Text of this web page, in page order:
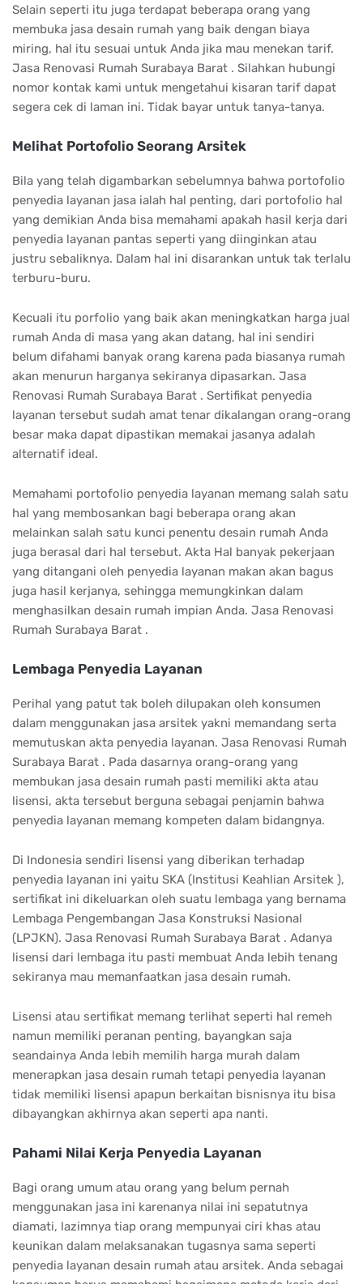
Selain seperti itu juga terdapat beberapa orang yang
membuka jasa desain rumah yang baik dengan biaya
miring, hal itu sesuai untuk Anda jika mau menekan tarif.
Jasa Renovasi Rumah Surabaya Barat . Silahkan hubungi
nomor kontak kami untuk mengetahui kisaran tarif dapat
segera cek di laman ini. Tidak bayar untuk tanya-tanya.
Melihat Portofolio Seorang Arsitek
Bila yang telah digambarkan sebelumnya bahwa portofolio
penyedia layanan jasa ialah hal penting, dari portofolio hal
yang demikian Anda bisa memahami apakah hasil kerja dari
penyedia layanan pantas seperti yang diinginkan atau
justru sebaliknya. Dalam hal ini disarankan untuk tak terlalu
terburu-buru.
Kecuali itu porfolio yang baik akan meningkatkan harga jual
rumah Anda di masa yang akan datang, hal ini sendiri
belum difahami banyak orang karena pada biasanya rumah
akan menurun harganya sekiranya dipasarkan. Jasa
Renovasi Rumah Surabaya Barat . Sertifikat penyedia
layanan tersebut sudah amat tenar dikalangan orang-orang
besar maka dapat dipastikan memakai jasanya adalah
alternatif ideal.
Memahami portofolio penyedia layanan memang salah satu
hal yang membosankan bagi beberapa orang akan
melainkan salah satu kunci penentu desain rumah Anda
juga berasal dari hal tersebut. Akta Hal banyak pekerjaan
yang ditangani oleh penyedia layanan makan akan bagus
juga hasil kerjanya, sehingga memungkinkan dalam
menghasilkan desain rumah impian Anda. Jasa Renovasi
Rumah Surabaya Barat .
Lembaga Penyedia Layanan
Perihal yang patut tak boleh dilupakan oleh konsumen
dalam menggunakan jasa arsitek yakni memandang serta
memutuskan akta penyedia layanan. Jasa Renovasi Rumah
Surabaya Barat . Pada dasarnya orang-orang yang
membukan jasa desain rumah pasti memiliki akta atau
lisensi, akta tersebut berguna sebagai penjamin bahwa
penyedia layanan memang kompeten dalam bidangnya.
Di Indonesia sendiri lisensi yang diberikan terhadap
penyedia layanan ini yaitu SKA (Institusi Keahlian Arsitek ),
sertifikat ini dikeluarkan oleh suatu lembaga yang bernama
Lembaga Pengembangan Jasa Konstruksi Nasional
(LPJKN). Jasa Renovasi Rumah Surabaya Barat . Adanya
lisensi dari lembaga itu pasti membuat Anda lebih tenang
sekiranya mau memanfaatkan jasa desain rumah.
Lisensi atau sertifikat memang terlihat seperti hal remeh
namun memiliki peranan penting, bayangkan saja
seandainya Anda lebih memilih harga murah dalam
menerapkan jasa desain rumah tetapi penyedia layanan
tidak memiliki lisensi apapun berkaitan bisnisnya itu bisa
dibayangkan akhirnya akan seperti apa nanti.
Pahami Nilai Kerja Penyedia Layanan
Bagi orang umum atau orang yang belum pernah
menggunakan jasa ini karenanya nilai ini sepatutnya
diamati, lazimnya tiap orang mempunyai ciri khas atau
keunikan dalam melaksanakan tugasnya sama seperti
penyedia layanan desain rumah atau arsitek. Anda sebagai